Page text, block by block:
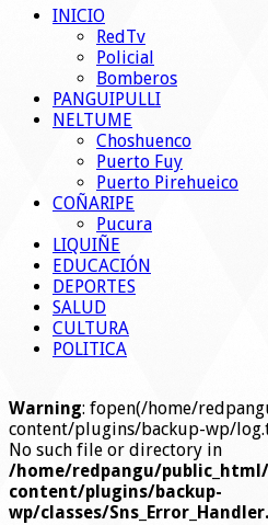
INICIO
RedTv
Policial
Bomberos
PANGUIPULLI
NELTUME
Choshuenco
Puerto Fuy
Puerto Pirehueico
COÑARIPE
Pucura
LIQUIÑE
EDUCACIÓN
DEPORTES
SALUD
CULTURA
POLITICA
Warning: fopen(/home/
content/plugins/backup-wp/
No such file or directory in
/home/redpangu/
content/plugins/backup-
wp/classes/